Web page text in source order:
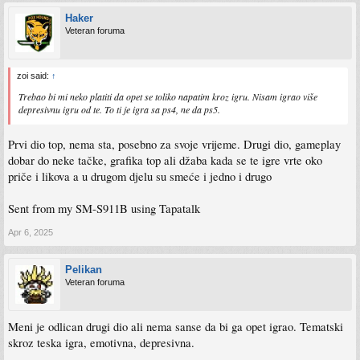
Haker
Veteran foruma
zoi said: ↑
Trebao bi mi neko platiti da opet se toliko napatim kroz igru. Nisam igrao više
depresivnu igru od te. To ti je igra sa ps4, ne da ps5.
Prvi dio top, nema sta, posebno za svoje vrijeme. Drugi dio, gameplay
dobar do neke tačke, grafika top ali džaba kada se te igre vrte oko
priče i likova a u drugom djelu su smeće i jedno i drugo
Sent from my SM-S911B using Tapatalk
Apr 6, 2025
Pelikan
Veteran foruma
Meni je odlican drugi dio ali nema sanse da bi ga opet igrao. Tematski
skroz teska igra, emotivna, depresivna.